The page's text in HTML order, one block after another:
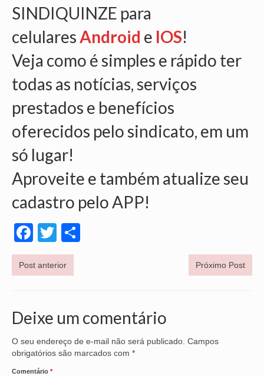
SINDIQUINZE para
celularesAndroid e IOS!
Veja como é simples e rápido ter
todas as notícias, serviços
prestados e benefícios
oferecidos pelo sindicato, em um
só lugar!
Aproveite e também atualize seu
cadastro pelo APP!
Facebook
Twitter
Post anterior Próximo Post
Deixe um comentário
O seu endereço de e-mail não será publicado. Campos
obrigatórios são marcados com *
Comentário *